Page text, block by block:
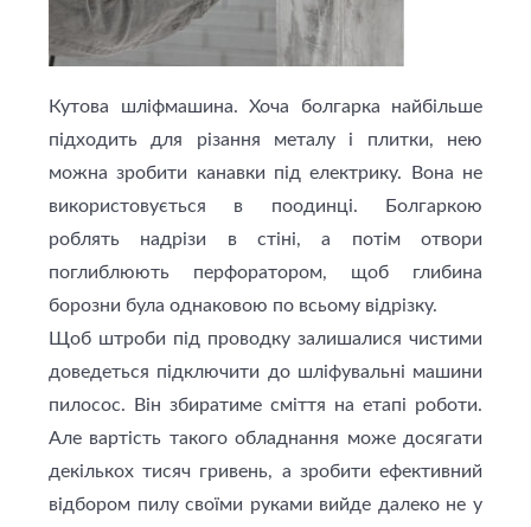
Кутова шліфмашина. Хоча болгарка найбільше
підходить для різання металу і плитки, нею
можна зробити канавки під електрику. Вона не
використовується в поодинці. Болгаркою
роблять надрізи в стіні, а потім отвори
поглиблюють перфоратором, щоб глибина
борозни була однаковою по всьому відрізку.
Щоб штроби під проводку залишалися чистими
доведеться підключити до шліфувальні машини
пилосос. Він збиратиме сміття на етапі роботи.
Але вартість такого обладнання може досягати
декількох тисяч гривень, а зробити ефективний
відбором пилу своїми руками вийде далеко не у